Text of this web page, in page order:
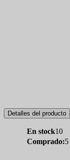
Detalles del producto
En stock10
Comprado:5